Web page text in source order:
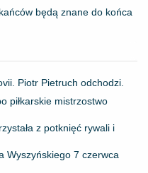
będą znane do końca
Piotr Pietruch odchodzi.
piłkarskie mistrzostwo
z potknięć rywali i
Wyszyńskiego 7 czerwca